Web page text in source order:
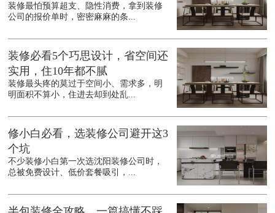
装修最怕预算超支、隐性消费，拿到装修
公司的报价单时，密密麻麻的条...
装修必看5个巧思设计，省空间还
实用，住10年都不腻
装修最头疼的莫过于空间小、需求多，明
明面积不算小，住进去却到处乱...
修小白必看，选装修公司避开这3
个坑
不少装修小白第一次选沈阳装修公司时，
总被免费设计、低价套餐吸引，...